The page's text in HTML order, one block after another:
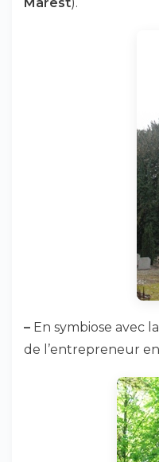
– En symbiose avec
de l’entrepreneur